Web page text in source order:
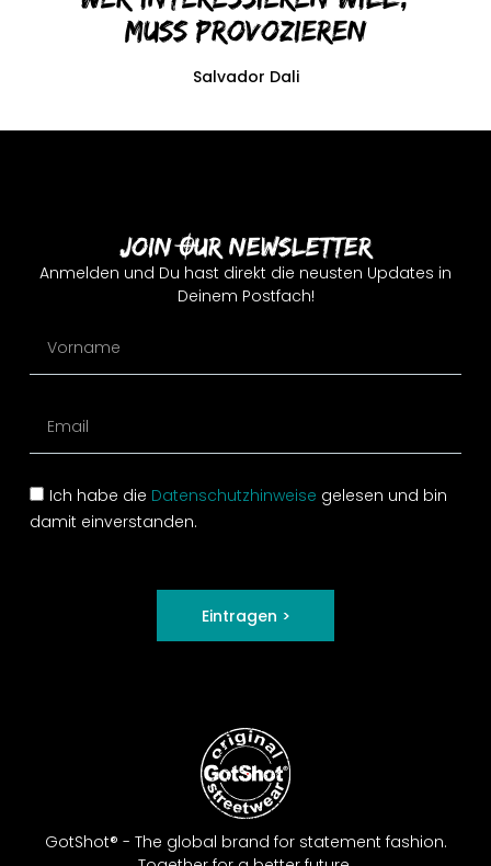
muss provozieren
Salvador Dali
GotShot® - The global brand for statement fashion.
Join Our Newsletter
Anmelden und Du hast direkt die neusten Updates in
Deinem Postfach!
Ich habe die Datenschutzhinweise gelesen und bin
damit einverstanden.
Eintragen >